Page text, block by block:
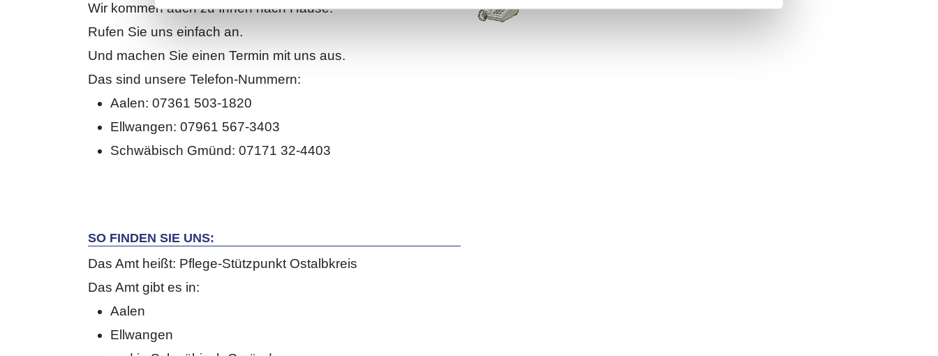
Wir kommen auch zu Ihnen nach Hause.
Rufen Sie uns einfach an.
Und machen Sie einen Termin mit uns aus.
Das sind unsere Telefon-Nummern:
Aalen: 07361 503-1820
Ellwangen: 07961 567-3403
Schwäbisch Gmünd: 07171 32-4403
SO FINDEN SIE UNS:
Das Amt heißt: Pflege-Stützpunkt Ostalbkreis
Das Amt gibt es in:
Aalen
Ellwangen